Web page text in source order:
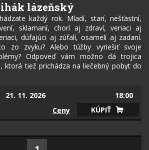
lázeňský
každý rok. Mladí, starí, nešťastní,
sklamaní, chorí aj zdraví, veriaci aj
dúfajúci aj zúfalí, osamelí aj zadaní.
zo zvyku? Alebo túžby vyriešiť svoje
Odpoveď vám možno dá trojica
ktorá tiež prichádza na liečebný pobyt do
- uzdraviť sa. Kúpeľné prostredie so
procedúrami, personálom aj miestnymi
má však pre nich pripravené viac
než čakali. Pretože v kúpeľoch sa
chvíle nemôžete byť istí tým, akú
21. 11. 2026
18:00
Ceny KÚPIŤ